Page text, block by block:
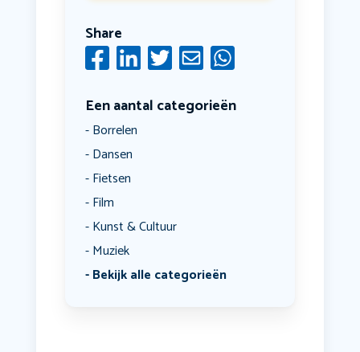
Share
Een aantal categorieën
Borrelen
Dansen
Fietsen
Film
Kunst & Cultuur
Muziek
Bekijk alle categorieën